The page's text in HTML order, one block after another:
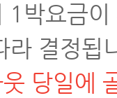
1박요금
라 결정됩
당일에